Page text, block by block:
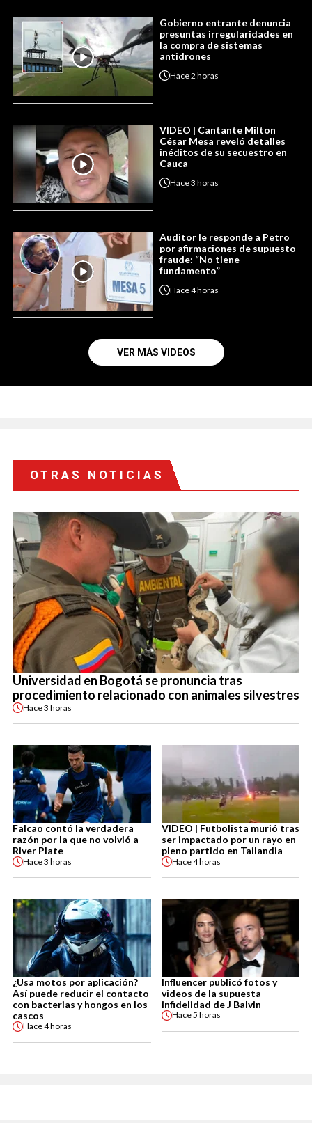
Gobierno entrante denuncia
presuntas irregularidades en
la compra de sistemas
antidrones
Hace2 horas
VIDEO | Cantante Milton
César Mesa reveló detalles
inéditos de su secuestro en
Cauca
Hace3 horas
Auditor le responde a Petro
por afirmaciones de supuesto
fraude: “No tiene
fundamento”
Hace4 horas
VER MÁS VIDEOS
OTRAS NOTICIAS
Universidad en Bogotá se pronuncia tras
procedimiento relacionado con animales silvestres
Hace3 horas
Falcao contó la verdadera
razón por la que no volvió a
River Plate
Hace3 horas
VIDEO | Futbolista murió tras
ser impactado por un rayo en
pleno partido en Tailandia
Hace4 horas
¿Usa motos por aplicación?
Así puede reducir el contacto
con bacterias y hongos en los
cascos
Hace4 horas
Influencer publicó fotos y
videos de la supuesta
infidelidad de J Balvin
Hace5 horas